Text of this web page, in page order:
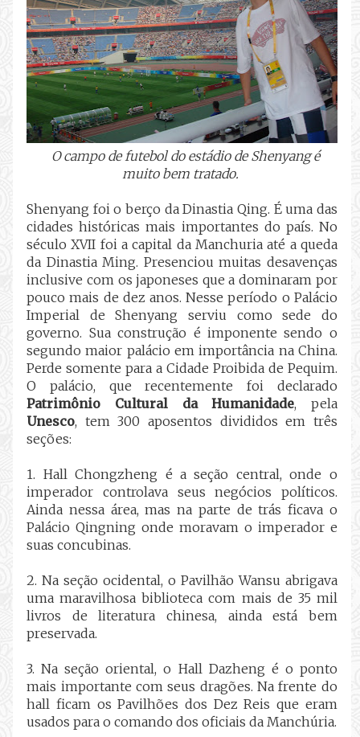
O campo de futebol do estádio de Shenyang é
muito bem tratado.
Shenyang foi o berço da Dinastia Qing. É uma das
cidades históricas mais importantes do país. No
século XVII foi a capital da Manchuria até a queda
da Dinastia Ming. Presenciou muitas desavenças
inclusive com os japoneses que a dominaram por
pouco mais de dez anos. Nesse período o Palácio
Imperial de Shenyang serviu como sede do
governo. Sua construção é imponente sendo o
segundo maior palácio em importância na China.
Perde somente para a Cidade Proibida de Pequim.
O palácio, que recentemente foi declarado
Patrimônio Cultural da Humanidade, pela
Unesco, tem 300 aposentos divididos em três
seções:
1. Hall Chongzheng é a seção central, onde o
imperador controlava seus negócios políticos.
Ainda nessa área, mas na parte de trás ficava o
Palácio Qingning onde moravam o imperador e
suasconcubinas.
2. Na seção ocidental, o Pavilhão Wansu abrigava
uma maravilhosa biblioteca com mais de 35 mil
livros de literatura chinesa, ainda está bem
preservada.
3. Na seção oriental, o Hall Dazheng é o ponto
mais importante com seus dragões. Na frente do
hall ficam os Pavilhões dos Dez Reis que eram
usados para o comando dos oficiais da Manchúria.